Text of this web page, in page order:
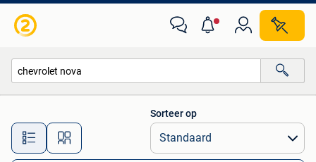
Alle afstanden…
Sorteer op